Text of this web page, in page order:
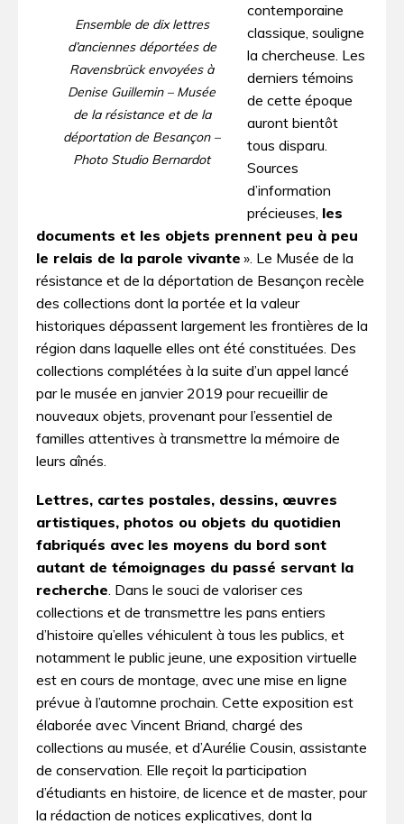
Ensemble de dix lettres
d’anciennes déportées de
Ravensbrück envoyées à
Denise Guillemin – Musée
de la résistance et de la
déportation de Besançon –
Photo Studio Bernardot
contemporaine
classique, souligne
la chercheuse. Les
derniers témoins
de cette époque
auront bientôt
tous disparu.
Sources
d’information
précieuses, les
documents et les objets prennent peu à peu
le relais de la parole vivante ». Le Musée de la
résistance et de la déportation de Besançon recèle
des collections dont la portée et la valeur
historiques dépassent largement les frontières de la
région dans laquelle elles ont été constituées. Des
collections complétées à la suite d’un appel lancé
par le musée en janvier 2019 pour recueillir de
nouveaux objets, provenant pour l’essentiel de
familles attentives à transmettre la mémoire de
leurs aînés.
Lettres, cartes postales, dessins, œuvres
artistiques, photos ou objets du quotidien
fabriqués avec les moyens du bord sont
autant de témoignages du passé servant la
recherche . Dans le souci de valoriser ces
collections et de transmettre les pans entiers
d’histoire qu’elles véhiculent à tous les publics, et
notamment le public jeune, une exposition virtuelle
est en cours de montage, avec une mise en ligne
prévue à l’automne prochain. Cette exposition est
élaborée avec Vincent Briand, chargé des
collections au musée, et d’Aurélie Cousin, assistante
de conservation. Elle reçoit la participation
d’étudiants en histoire, de licence et de master, pour
la rédaction de notices explicatives, dont la